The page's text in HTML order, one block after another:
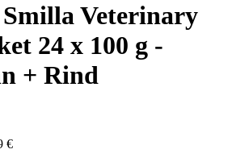
Veterinary
24 x 100 g -
+ Rind
€